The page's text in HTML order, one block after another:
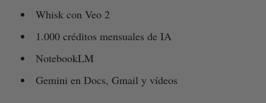
Whisk con Veo 2
1.000 créditos mensuales de IA
NotebookLM
Gemini en Docs, Gmail y vídeos